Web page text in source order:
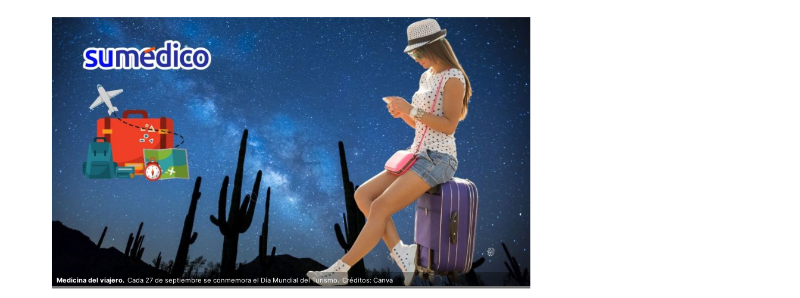
Medicina del viajero. Cada 27 de septiembre se conmemora el Día Mundial del Turismo. Créditos: Canva